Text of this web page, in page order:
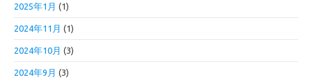
2025年1月 (1)
2024年11月 (1)
2024年10月 (3)
2024年9月 (3)